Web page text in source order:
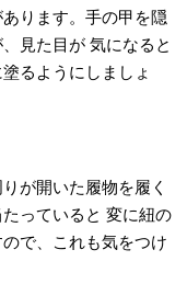
ります。手の甲を隠
見た目が 気になると
るようにしましょ
が開いた履物を履く
っていると 変に紐の
で、これも気をつけ